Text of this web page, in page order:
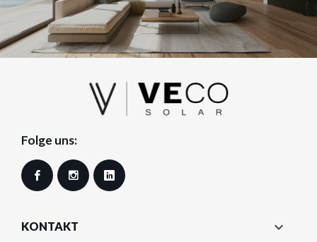
Folge uns:
Facebook Instagram
KONTAKT 